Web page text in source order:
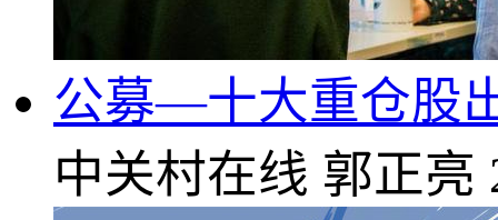
公募—十大重仓股
中关村在线 郭正亮